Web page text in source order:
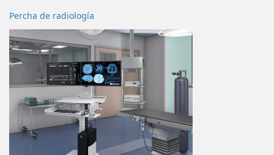
Percha de radiología